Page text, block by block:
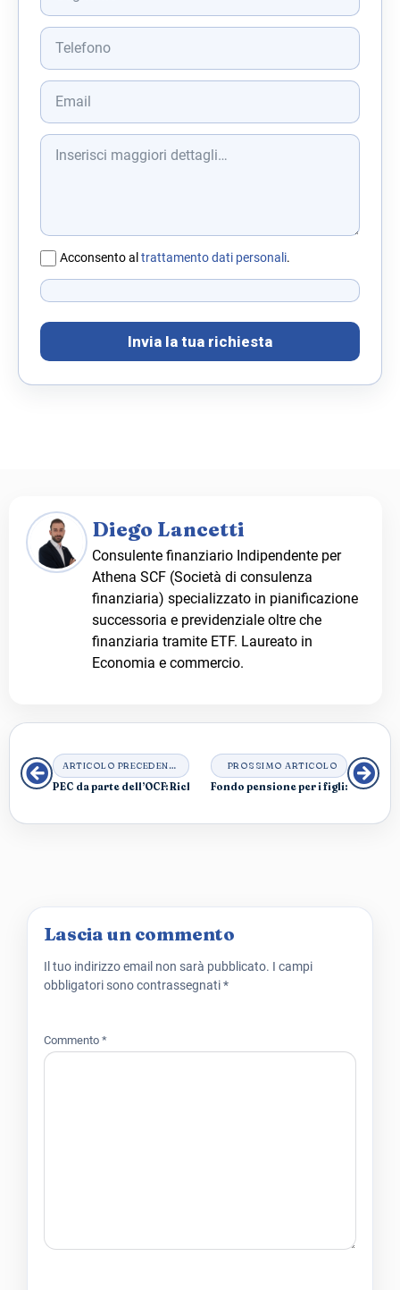
Acconsento al trattamento dati personali.
Invia la tua richiesta
Diego Lancetti
Consulente finanziario Indipendente per
Athena SCF (Società di consulenza
finanziaria) specializzato in pianificazione
successoria e previdenziale oltre che
finanziaria tramite ETF. Laureato in
Economia e commercio.
ARTICOLO PRECEDENTE
PEC da parte dell’OCF: Richiesta di chiarimenti e produzione di
PROSSIMO ARTICOLO
Fondo pensione per i figli:
Lascia un commento
Il tuo indirizzo email non sarà pubblicato. I campi
obbligatori sono contrassegnati*
Commento *